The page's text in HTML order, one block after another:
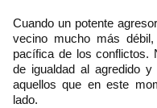
Cuando un potente
vecino mucho más
pacífica de los conflictos.
de igualdad al agredido
aquellos que en este
lado.